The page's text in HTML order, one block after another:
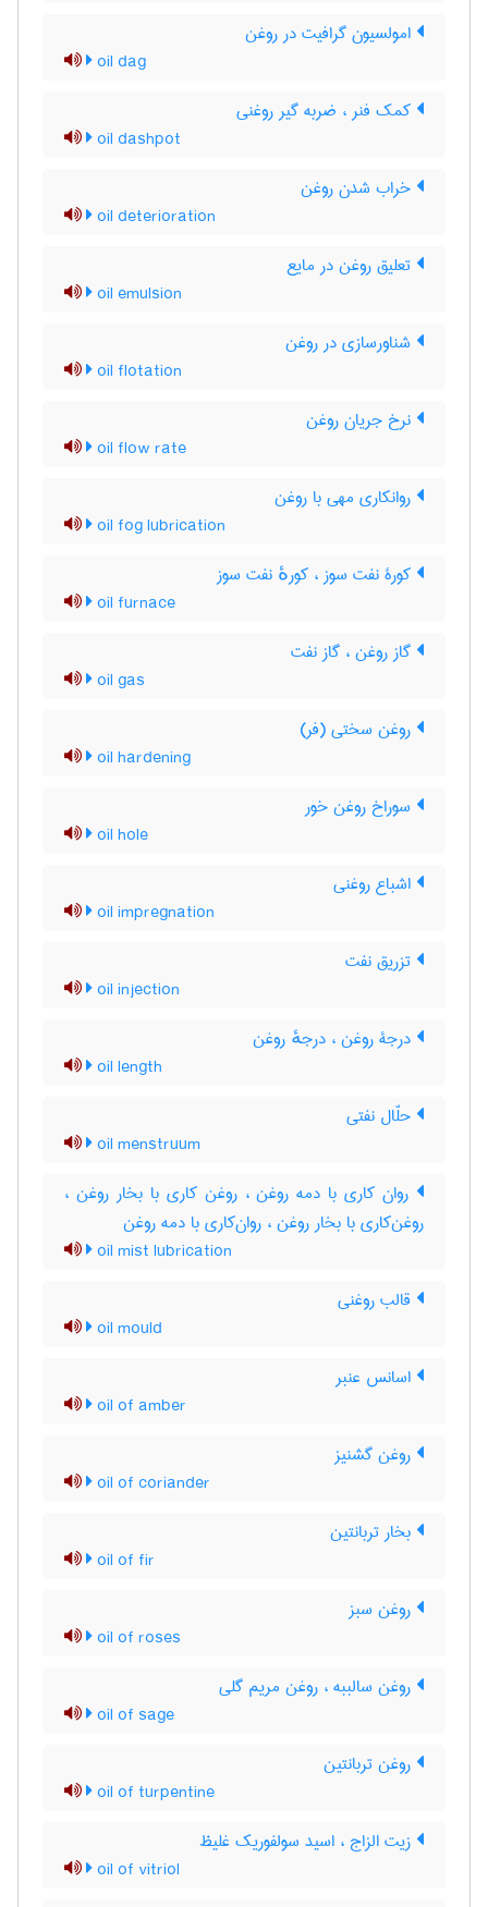
امولسیون گرافیت در روغن
oil dag
کمک فنر ، ضربه گیر روغنی
oil dashpot
خراب شدن روغن
oil deterioration
تعلیق روغن در مایع
oil emulsion
شناورسازی در روغن
oil flotation
نرخ جریان روغن
oil flow rate
روانکاری مهی با روغن
oil fog lubrication
کورۀ نفت سوز ، کورهٔ نفت سوز
oil furnace
گاز روغن ، گاز نفت
oil gas
روغن سختی (فر)
oil hardening
سوراخ روغن خور
oil hole
اشباع روغنی
oil impregnation
تزریق نفت
oil injection
درجۀ روغن ، درجهٔ روغن
oil length
حلّال نفتی
oil menstruum
روان کاری با دمه روغن ، روغن کاری با بخار روغن ،
روغن‌کاری با بخار روغن ، روان‌کاری با دمه روغن
oil mist lubrication
قالب روغنی
oil mould
اسانس عنبر
oil of amber
روغن گشنیز
oil of coriander
بخار تربانتین
oil of fir
روغن سبز
oil of roses
روغن سالببه ، روغن مریم گلی
oil of sage
روغن تربانتین
oil of turpentine
زیت الزاج ، اسید سولفوریک غلیظ
oil of vitriol